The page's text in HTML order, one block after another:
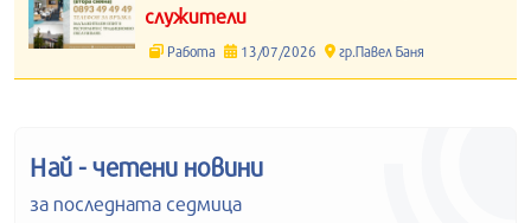
служители
Работа 13/07/2026 гр.Павел Баня
Най - четени новини
за последната седмица